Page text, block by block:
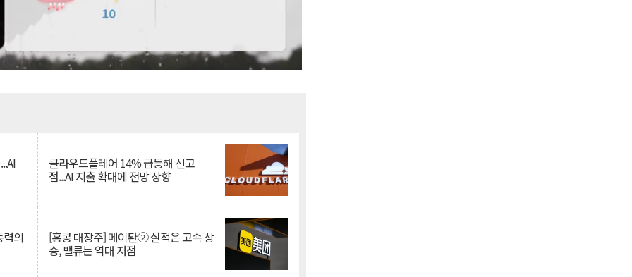
클라우드플레어 14% 급등해 신고
점...AI 지출 확대에 전망 상향
의 [홍콩 대장주] 메이퇀② 실적은 고속 상
승, 밸류는 역대 저점